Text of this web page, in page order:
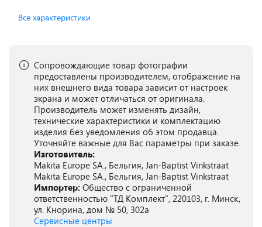
Все характеристики
Сопровождающие товар фотографии
предоставлены производителем, отображение на
них внешнего вида товара зависит от настроек
экрана и может отличаться от оригинала.
Производитель может изменять дизайн,
технические характеристики и комплектацию
изделия без уведомления об этом продавца.
Уточняйте важные для Вас параметры при заказе.
Изготовитель:
Makita Europe SA., Бельгия, Jan-Baptist Vinkstraat
Makita Europe SA., Бельгия, Jan-Baptist Vinkstraat
Импортер: Общество с ограниченной
ответственностью "ТД Комплект", 220103, г. Минск,
ул. Кнорина, дом № 50, 302а
Сервисные центры